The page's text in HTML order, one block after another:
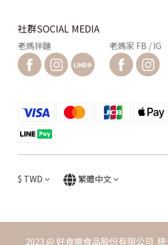
社群SOCIAL MEDIA
老媽拌麵 老媽家 FB / IG
$ TWD 繁體中文
2023 @ 好食樂食品股份有限公司